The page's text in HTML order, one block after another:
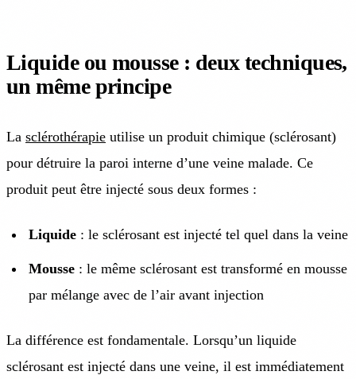
Liquide ou mousse : deux techniques,
un même principe
La sclérothérapie utilise un produit chimique (sclérosant)
pour détruire la paroi interne d’une veine malade. Ce
produit peut être injecté sous deux formes :
Liquide : le sclérosant est injecté tel quel dans la veine
Mousse : le même sclérosant est transformé en mousse
par mélange avec de l’air avant injection
La différence est fondamentale. Lorsqu’un liquide
sclérosant est injecté dans une veine, il est immédiatement